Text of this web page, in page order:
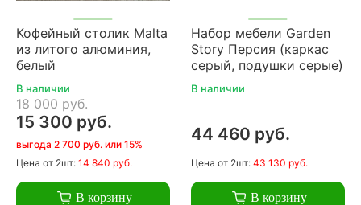
Кофейный столик Malta
из литого алюминия,
белый
В наличии
18 000 руб.
15 300 руб.
выгода 2 700 руб. или 15%
Цена от 2шт: 14 840 руб.
В корзину
Набор мебели Garden
Story Персия (каркас
серый, подушки серые)
В наличии
44 460 руб.
Цена от 2шт: 43 130 руб.
В корзину